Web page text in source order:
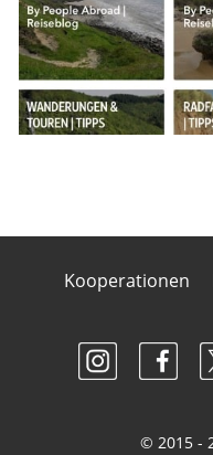
Kooperationen
© 2015 -